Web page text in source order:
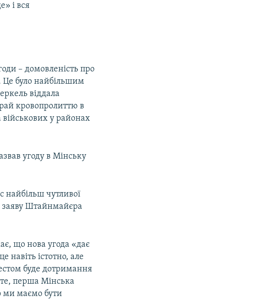
і вся
– домовленість про
Це було найбільшим
віддала
кровопролиттю в
у районах
угоду в Мінську
найбільш чутливої
заяву Штайнмайєра
що нова угода «дає
навіть істотно, але
буде дотримання
перша Мінська
ми маємо бути